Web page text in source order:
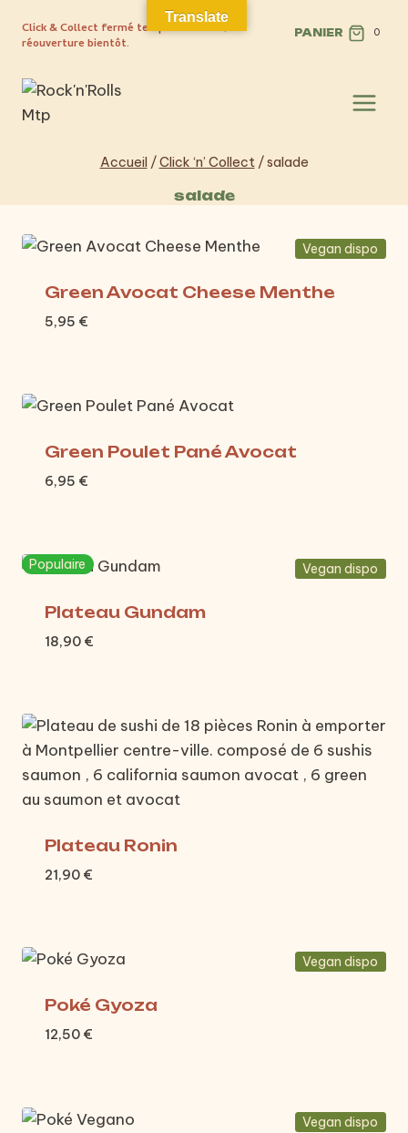
Click & Collect fermé temporairement,
réouverture bientôt.
PANIER 0
Accueil /Click ‘n’ Collect /salade
salade
Vegan dispo
Green Avocat Cheese Menthe
5,95 €
Green Poulet Pané Avocat
6,95 €
Populaire Vegan dispo
Plateau Gundam
18,90 €
Plateau Ronin
21,90 €
Vegan dispo
Poké Gyoza
12,50 €
Vegan dispo
Translate